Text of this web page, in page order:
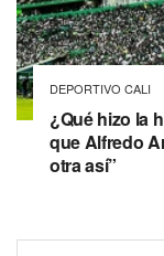
DEPORTIVO CALI
¿Qué hizo la
que Alfredo
otra así”